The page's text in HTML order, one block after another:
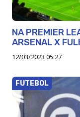
NA PREMIER
ARSENAL X
12/03/2023 05:27
FUTEBOL